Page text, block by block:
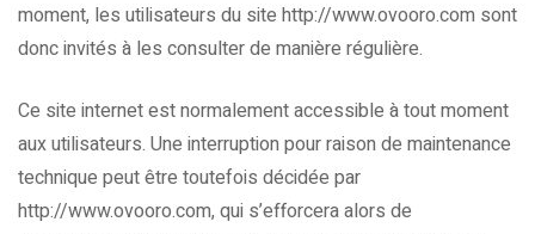
moment, les utilisateurs du site http://www.ovooro.com sont
donc invités à les consulter de manière régulière.
Ce site internet est normalement accessible à tout moment
aux utilisateurs. Une interruption pour raison de maintenance
technique peut être toutefois décidée par
http://www.ovooro.com, qui s’efforcera alors de